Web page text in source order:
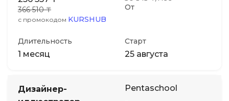
366 510 ₸
с промокодом KURSHUB
От
Длительность
1 месяц
Старт
25 августа
Дизайнер-
Pentaschool